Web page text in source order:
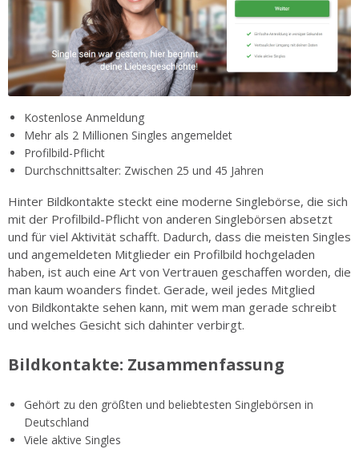
Kostenlose Anmeldung
Mehr als 2 Millionen Singles angemeldet
Profilbild-Pflicht
Durchschnittsalter: Zwischen 25 und 45 Jahren
Hinter Bildkontakte steckt eine moderne Singlebörse, die sich
mit der Profilbild-Pflicht von anderen Singlebörsen absetzt
und für viel Aktivität schafft. Dadurch, dass die meisten Singles
und angemeldeten Mitglieder ein Profilbild hochgeladen
haben, ist auch eine Art von Vertrauen geschaffen worden, die
man kaum woanders findet. Gerade, weil jedes Mitglied
von Bildkontakte sehen kann, mit wem man gerade schreibt
und welches Gesicht sich dahinter verbirgt.
Bildkontakte: Zusammenfassung
Gehört zu den größten und beliebtesten Singlebörsen in
Deutschland
Viele aktive Singles